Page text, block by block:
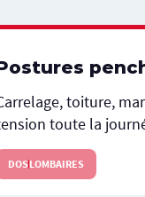
toiture,
toute la
DOSLOMBAIRES